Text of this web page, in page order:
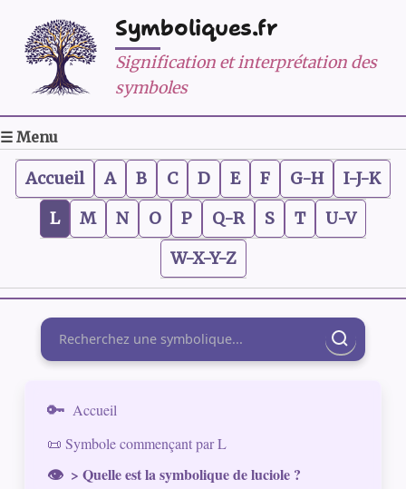
Symboliques.fr
Signification et interprétation des
symboles
☰ Menu
Accueil A B C D E F G-H
I-J-K
L
M N O P Q-R S T
U-V
W-X-Y-Z
Rechercher
Accueil
📜 Symbole commençant par L
> Quelle est la symbolique de luciole ?